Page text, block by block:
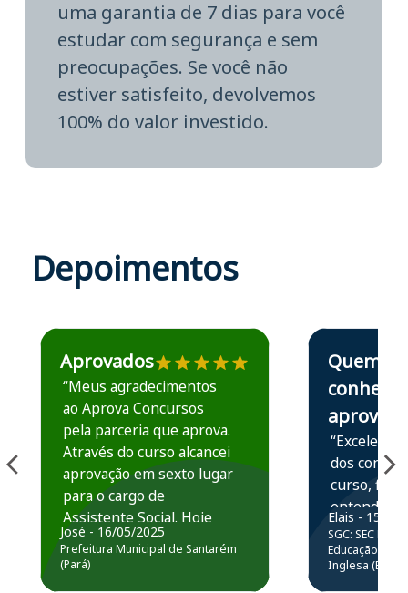
uma garantia de 7 dias para você
estudar com segurança e sem
preocupações. Se você não
estiver satisfeito, devolvemos
100% do valor investido.
Depoimentos
Estudante José recomenda o Aprova Concursos em
Aprovados
“Meus agradecimentos
ao Aprova Concursos
pela parceria que aprova.
Através do curso alcancei
aprovação em sexto lugar
para o cargo de
Assistente Social. Hoje
estou atuando na
Prefeitura de Santarém.
José - 16/05/2025
Prefeitura Municipal de Santarém
(Pará)
Estudante Elais
Quem
conhece,
aprova
“Excelente
dos
curso,
entender e
prática
resolução
questões.”
Elais - 15/07/
SGC: SEC BA
Educação
Inglesa (Edital